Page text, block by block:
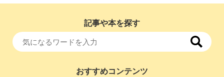
記事や本を探す
おすすめコンテンツ